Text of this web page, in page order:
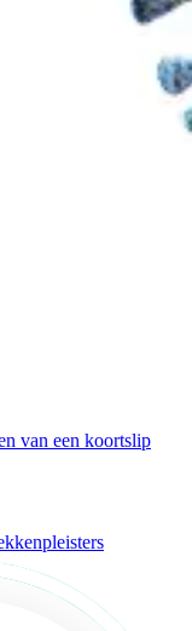
van een koortslip